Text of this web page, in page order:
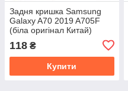
Задня кришка Samsung
Galaxy A70 2019 A705F
(біла оригінал Китай)
118 ₴
Купити